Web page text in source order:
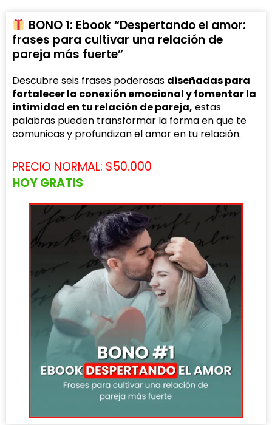
BONO 1: Ebook “Despertando el amor:
frases para cultivar una relación de
pareja más fuerte”
Descubre seis frases poderosas diseñadas para
fortalecer la conexión emocional y fomentar la
intimidad en tu relación de pareja, estas
palabras pueden transformar la forma en que te
comunicas y profundizan el amor en tu relación.
PRECIO NORMAL: $50.000
HOY GRATIS